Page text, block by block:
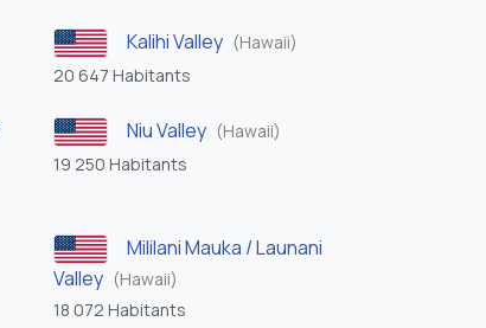
Kalihi Valley (Hawaii)
20 647 Habitants
Niu Valley (Hawaii)
19 250 Habitants
Mililani Mauka / Launani
Valley (Hawaii)
18 072 Habitants